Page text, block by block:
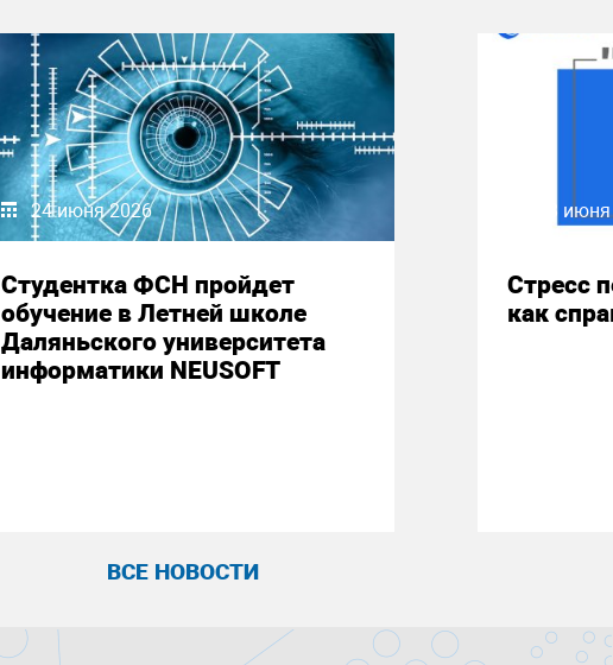
24 июня 2026
Студентка ФСН пройдет
обучение в Летней школе
Даляньского университета
информатики NEUSOFT
08
Стресс
как
ВСЕ НОВОСТИ